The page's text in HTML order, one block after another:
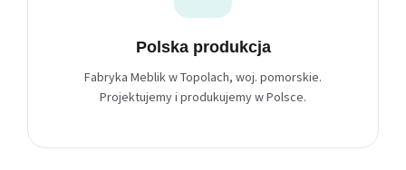
Polska produkcja
Fabryka Meblik w Topolach, woj. pomorskie.
Projektujemy i produkujemy w Polsce.